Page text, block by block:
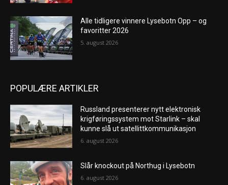
Alle tidligere vinnere Lysebotn Opp – og
favoritter 2026
5. august 2026
POPULÆRE ARTIKLER
Russland presenterer nytt elektronisk
krigføringssystem mot Starlink – skal
kunne slå ut satellittkommunikasjon
6. august 2026
Slår knockout på Northug i Lysebotn
6. august 2026